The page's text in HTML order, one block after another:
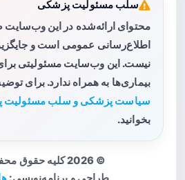
سلب مسئولیت پزشکی
محتوای ارائه‌شده در این
اطلاع‌رسانی عمومی است و
نیست. این وب‌سایت مسئولیتی
بیماری‌ها به همراه ندارد. برای
سیاست پزشکی و سلب مسئولیت
بخوانید.
© 2026 کلیه حقوق محفوظ است.